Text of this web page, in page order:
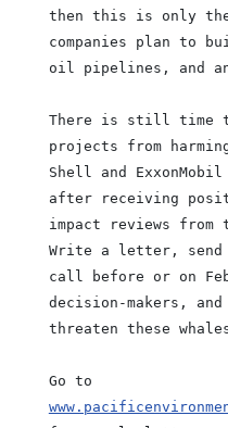
then this is only the
companies plan to
oil pipelines, and
There is still time
projects from
Shell and
after receiving
impact reviews from
Write a letter, send
call before or on
decision-makers,
threaten these
Go to